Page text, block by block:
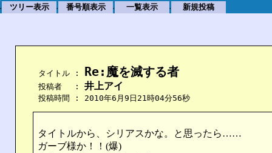
. ツリー表示 . 番号順表示 . 一覧表示 . 新規投稿
    タイトル :
Re:魔を滅する者
    投稿者　 :
井上アイ
    投稿時間 : 2010年6月9日21時04分56秒
タイトルから、シリアスかな。と思ったら……
ガーブ様か！！(爆)